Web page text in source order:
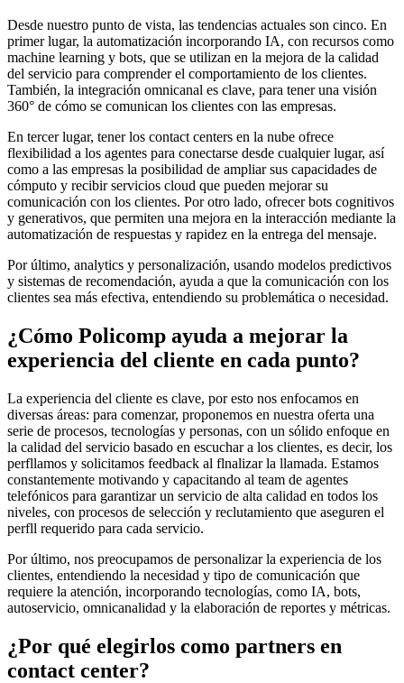
Desde nuestro punto de vista, las tendencias actuales son cinco. En
primer lugar, la automatización incorporando IA, con recursos como
machine learning y bots, que se utilizan en la mejora de la calidad
del servicio para comprender el comportamiento de los clientes.
También, la integración omnicanal es clave, para tener una visión
360° de cómo se comunican los clientes con las empresas.
En tercer lugar, tener los contact centers en la nube ofrece
flexibilidad a los agentes para conectarse desde cualquier lugar, así
como a las empresas la posibilidad de ampliar sus capacidades de
cómputo y recibir servicios cloud que pueden mejorar su
comunicación con los clientes. Por otro lado, ofrecer bots cognitivos
y generativos, que permiten una mejora en la interacción mediante la
automatización de respuestas y rapidez en la entrega del mensaje.
Por último, analytics y personalización, usando modelos predictivos
y sistemas de recomendación, ayuda a que la comunicación con los
clientes sea más efectiva, entendiendo su problemática o necesidad.
¿Cómo Policomp ayuda a mejorar la
experiencia del cliente en cada punto?
La experiencia del cliente es clave, por esto nos enfocamos en
diversas áreas: para comenzar, proponemos en nuestra oferta una
serie de procesos, tecnologías y personas, con un sólido enfoque en
la calidad del servicio basado en escuchar a los clientes, es decir, los
perfllamos y solicitamos feedback al flnalizar la llamada. Estamos
constantemente motivando y capacitando al team de agentes
telefónicos para garantizar un servicio de alta calidad en todos los
niveles, con procesos de selección y reclutamiento que aseguren el
perfll requerido para cada servicio.
Por último, nos preocupamos de personalizar la experiencia de los
clientes, entendiendo la necesidad y tipo de comunicación que
requiere la atención, incorporando tecnologías, como IA, bots,
autoservicio, omnicanalidad y la elaboración de reportes y métricas.
¿Por qué elegirlos como partners en
contact center?